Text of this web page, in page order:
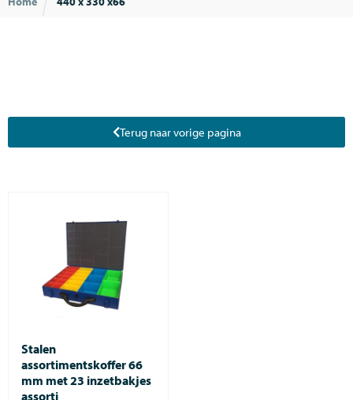
Terug naar vorige pagina
Stalen
assortimentskoffer 66
mm met 23 inzetbakjes
assorti